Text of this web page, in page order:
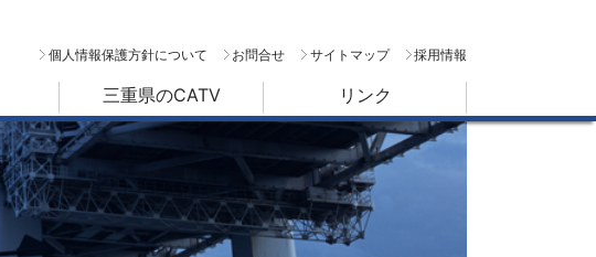
個人情報保護方針について お問合せ サイトマップ 採用情報
三重県のCATV リンク